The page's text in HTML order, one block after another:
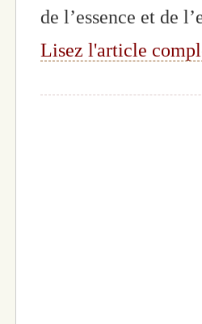
de l’essence et de
Lisez l'article